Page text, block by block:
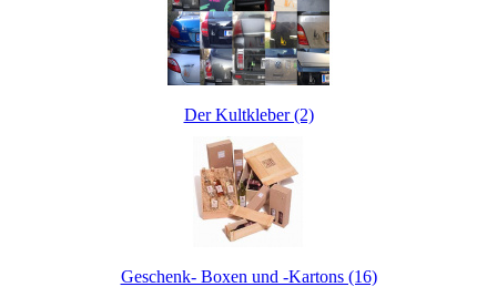
Der Kultkleber (2)
Geschenk- Boxen und -Kartons (16)